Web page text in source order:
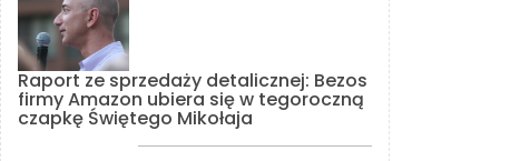
Raport ze sprzedaży detalicznej: Bezos
firmy Amazon ubiera się w tegoroczną
czapkę Świętego Mikołaja